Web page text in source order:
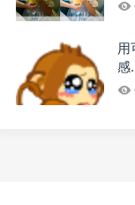
用
感